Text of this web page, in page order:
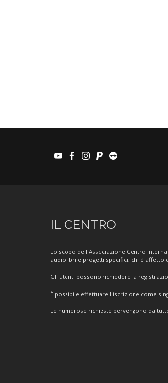
youtubefacebook
instagram
paypalteamviewer
Informazioni
IL CENTRO
Lo scopo dell'Associazione Centro
audiolibri e progetti specifici, chi è affetto
Gli utenti possono richiedere la
È possibile effettuare l'iscrizione come
Le numerose richieste pervengono da